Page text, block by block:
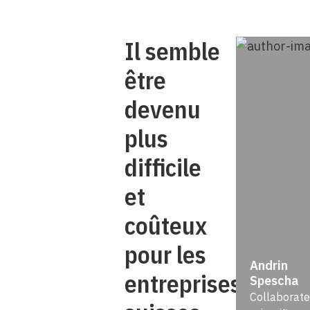
Il semble
être
devenu
plus
difficile
et
coûteux
pour les
entreprises
Andrin
Spescha